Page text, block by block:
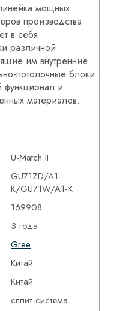
мощных
производства
в себя
различной
им внутренние
потолочные блоки.
и
материалов.
U-Match II
GU71ZD/A1-
K/GU71W/A1-K
169908
3 года
Gree
Китай
Китай
сплит-система